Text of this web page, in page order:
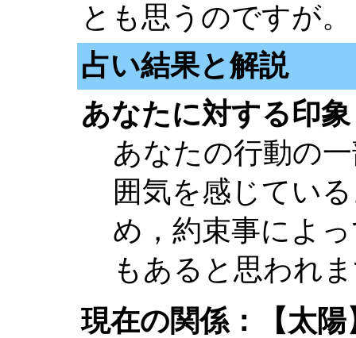
とも思うのですが。
占い結果と解説
あなたに対する印
あなたの行動の
囲気を感じてい
め，約束事によ
もあると思われ
現在の関係：【太陽